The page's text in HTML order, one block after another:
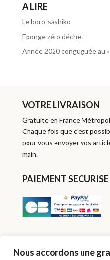
Nous accordons une
A LIRE
Le boro-sashiko
Eponge zéro déchet
Année 2020 conguguée au
VOTRE LIVRAISON
Gratuite en France
Chaque fois que c’est
pour vous envoyer vos
main.
PAIEMENT SECURISE